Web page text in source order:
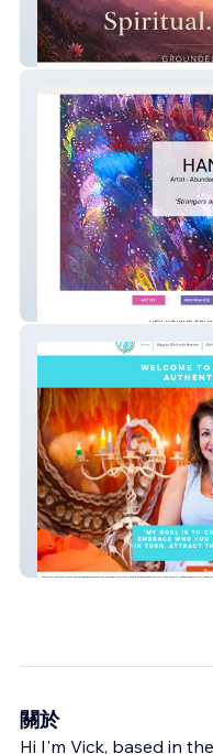
Spiritual but Badass
Hannah Jago
The Rootmaster
關於
Hi I'm Vick, based in